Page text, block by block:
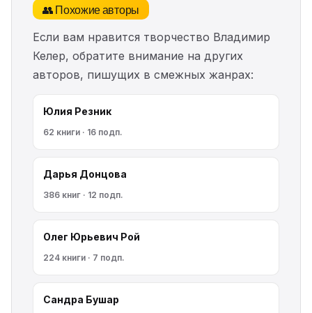
👥 Похожие авторы
Если вам нравится творчество Владимир
Келер, обратите внимание на других
авторов, пишущих в смежных жанрах:
Юлия Резник
62 книги · 16 подп.
Дарья Донцова
386 книг · 12 подп.
Олег Юрьевич Рой
224 книги · 7 подп.
Сандра Бушар